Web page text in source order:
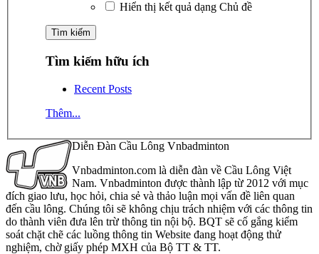
Hiển thị kết quả dạng Chủ đề
Tìm kiếm hữu ích
Recent Posts
Thêm...
Diễn Đàn Cầu Lông Vnbadminton
Vnbadminton.com là diễn đàn về Cầu Lông Việt
Nam. Vnbadminton được thành lập từ 2012 với mục
đích giao lưu, học hỏi, chia sẻ và thảo luận mọi vấn đề liên quan
đến cầu lông. Chúng tôi sẽ không chịu trách nhiệm với các thông tin
do thành viên đưa lên trừ thông tin nội bộ. BQT sẽ cố gắng kiểm
soát chặt chẽ các luồng thông tin Website đang hoạt động thử
nghiệm, chờ giấy phép MXH của Bộ TT & TT.